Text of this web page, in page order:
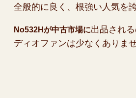
全般的に良く、根強い人気を
No532Hが中古市場に出品され
ディオファンは少なくありませ